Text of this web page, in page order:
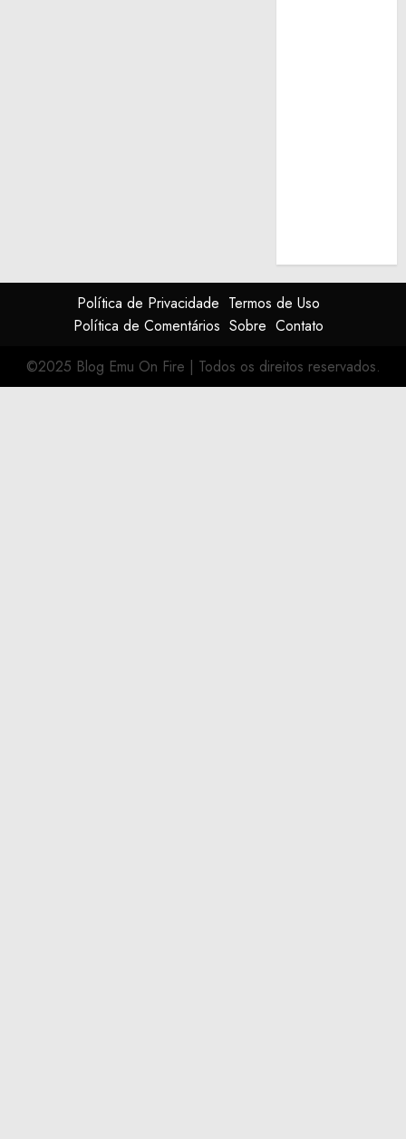
Política de Privacidade Termos de Uso
Política de Comentários Sobre Contato
©2025 Blog Emu On Fire | Todos os direitos reservados.